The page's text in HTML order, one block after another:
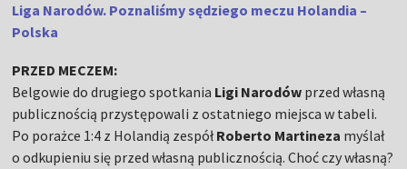
Liga Narodów. Poznaliśmy sędziego meczu Holandia –
Polska
PRZED MECZEM:
Belgowie do drugiego spotkania Ligi Narodów przed własną
publicznością przystępowali z ostatniego miejsca w tabeli.
Po porażce 1:4 z Holandią zespółRoberto Martineza myślał
o odkupieniu się przed własną publicznością. Choć czy własną?